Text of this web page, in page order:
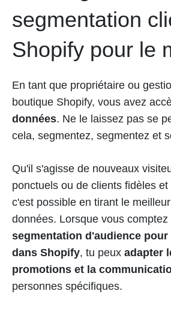
segmentation
Shopify pour le
En tant que propriétaire ou
boutique Shopify, vous avez
données. Ne le laissez pas se
cela, segmentez, segmentez et
Qu'il s'agisse de nouveaux
ponctuels ou de clients fidèles
c'est possible en tirant le
données. Lorsque vous comptez
segmentation d'audience pour
dans Shopify, tu peux adapter
promotions et la
personnes spécifiques.